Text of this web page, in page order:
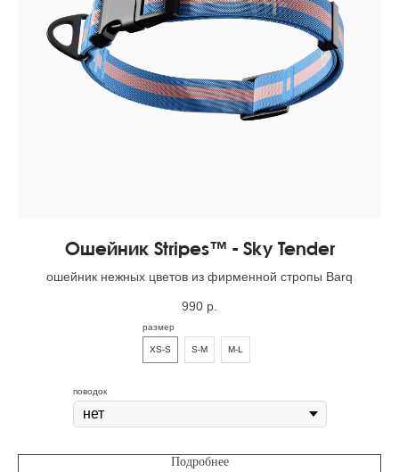
Ошейник Stripes™ - Sky Tender
ошейник нежных цветов из фирменной стропы Barq
990 р.
размер
XS-S S-M M-L
поводок
Подробнее